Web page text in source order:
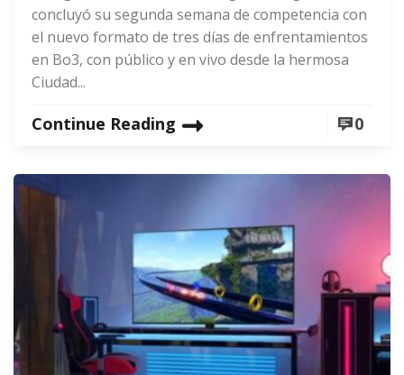
concluyó su segunda semana de competencia con
el nuevo formato de tres días de enfrentamientos
en Bo3, con público y en vivo desde la hermosa
Ciudad...
Continue Reading 0